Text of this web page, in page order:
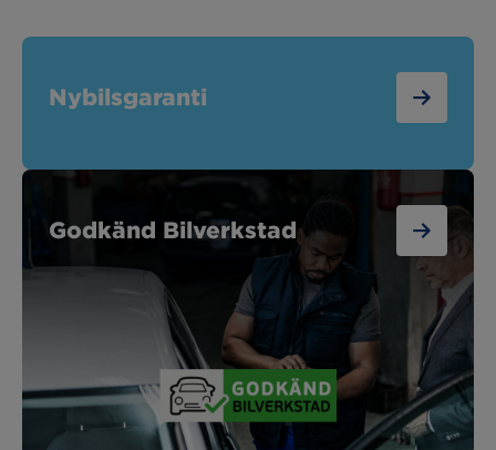
Nybilsgaranti
Godkänd Bilverkstad